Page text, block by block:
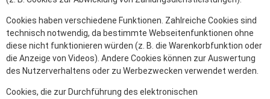
Cookies haben verschiedene Funktionen. Zahlreiche Cookies sind
technisch notwendig, da bestimmte Webseitenfunktionen ohne
diese nicht funktionieren würden (z. B. die Warenkorbfunktion oder
die Anzeige von Videos). Andere Cookies können zur Auswertung
des Nutzerverhaltens oder zu Werbezwecken verwendet werden.
Cookies, die zur Durchführung des elektronischen